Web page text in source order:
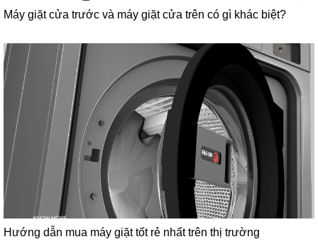
Máy giặt cửa trước và máy giặt cửa trên có gì khác biệt?
Hướng dẫn mua máy giặt tốt rẻ nhất trên thị trường